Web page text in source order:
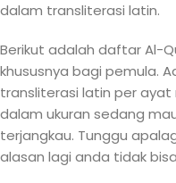
dalam transliterasi latin.
Berikut adalah daftar Al-
khususnya bagi pemula.
transliterasi latin per ayat
dalam ukuran sedang
terjangkau. Tunggu
alasan lagi anda tidak